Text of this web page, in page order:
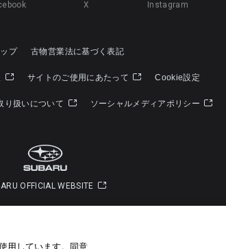
X Instagram
プ 古物営業法に基づく表記
サイトのご使用にあたって Cookie設定
り扱いについて ソーシャルメディアポリシー
OFFICIAL WEBSITE
用しています。​ 同意